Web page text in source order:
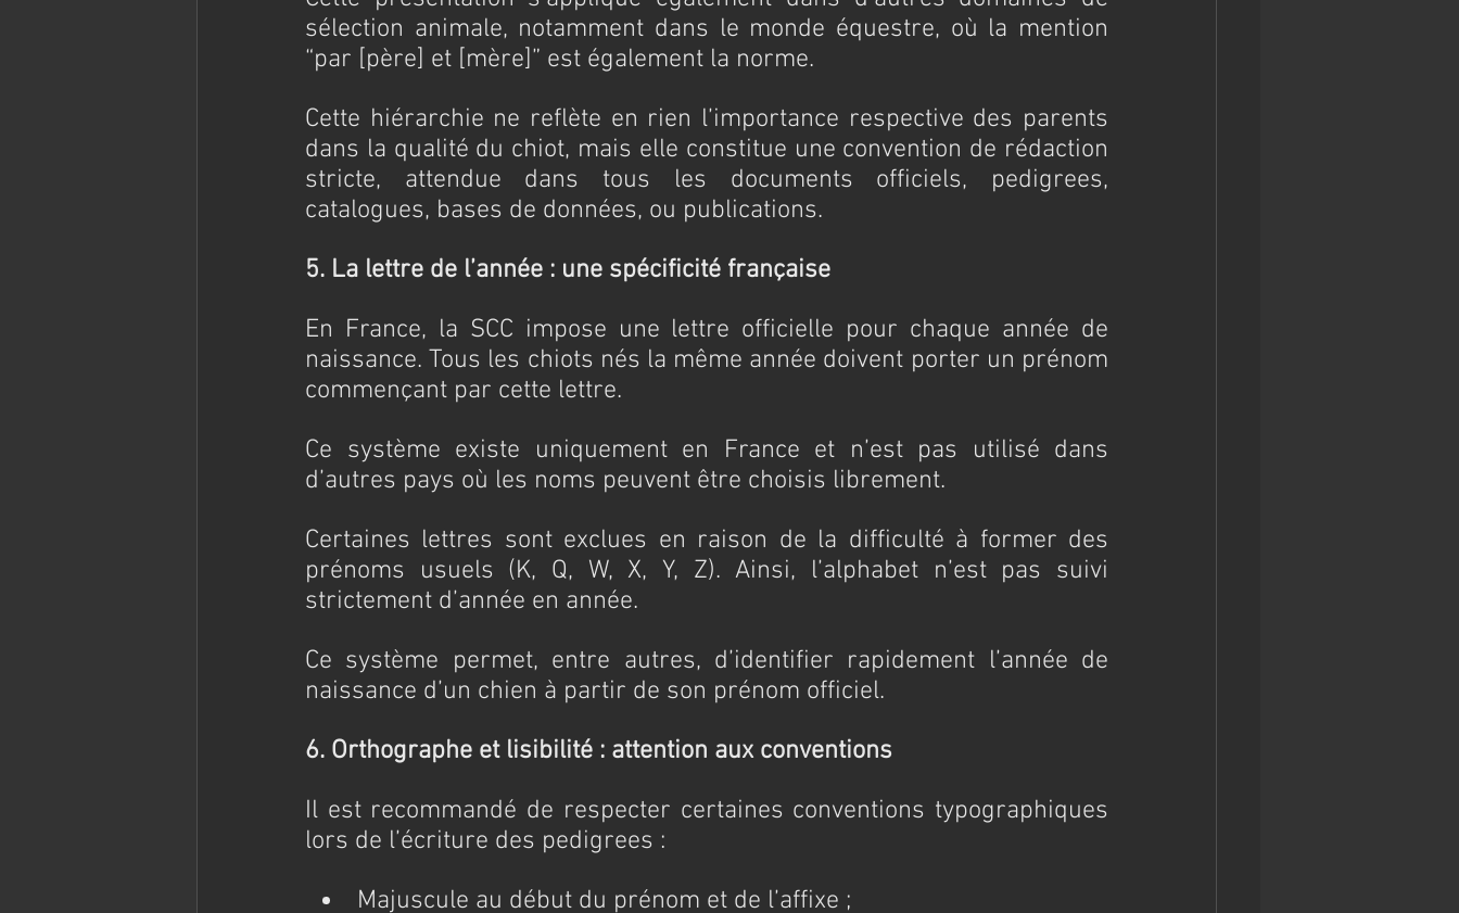
sélection animale, notamment dans le monde équestre, où la mention
“par [père] et [mère]” est également la norme.
Cette hiérarchie ne reflète en rien l’importance respective des parents
dans la qualité du chiot, mais elle constitue une convention de rédaction
stricte, attendue dans tous les documents officiels, pedigrees,
catalogues, bases de données, ou publications.
5. La lettre de l’année : une spécificité française
En France, la SCC impose une lettre officielle pour chaque année de
naissance. Tous les chiots nés la même année doivent porter un prénom
commençant par cette lettre.
Ce système existe uniquement en France et n’est pas utilisé dans
d’autres pays où les noms peuvent être choisis librement.
Certaines lettres sont exclues en raison de la difficulté à former des
prénoms usuels (K, Q, W, X, Y, Z). Ainsi, l’alphabet n’est pas suivi
strictement d’année en année.
Ce système permet, entre autres, d’identifier rapidement l’année de
naissance d’un chien à partir de son prénom officiel.
6. Orthographe et lisibilité : attention aux conventions
Il est recommandé de respecter certaines conventions typographiques
lors de l’écriture des pedigrees :
Majuscule au début du prénom et de l’affixe ;